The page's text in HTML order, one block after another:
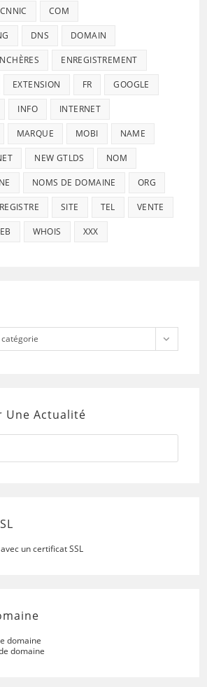
CNNIC COM
DNS DOMAIN
ENREGISTREMENT
EXTENSION FR GOOGLE
INFO INTERNET
MARQUE MOBI NAME
NEW GTLDS NOM
NOMS DE DOMAINE ORG
REGISTRE SITE TEL VENTE
WHOIS XXX
Une Actualité
Press
to
un certificat SSL
domaine
domaine